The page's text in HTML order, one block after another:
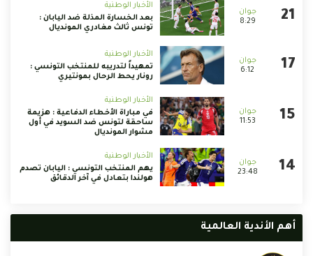
8:29
الأخبار الوطنية
بعد الخسارة المذلة ضد اليابان :
تونس ثالث مغادري المونديال
6:12
الأخبار الوطنية
تمهيداً لتدريبه للمنتخب التونسي :
رونار يحط الرحال بمونتيري
11:53
الأخبار الوطنية
في مباراة الأخطاء الدفاعية : هزيمة
ساحقة لتونس ضد السويد في أول
مشوار المونديال
23:48
الأخبار الوطنية
يهم المنتخب التونسي : اليابان تصدم
هولندا بتعادل في آخر الدقائق
أهم الأندية العالمية